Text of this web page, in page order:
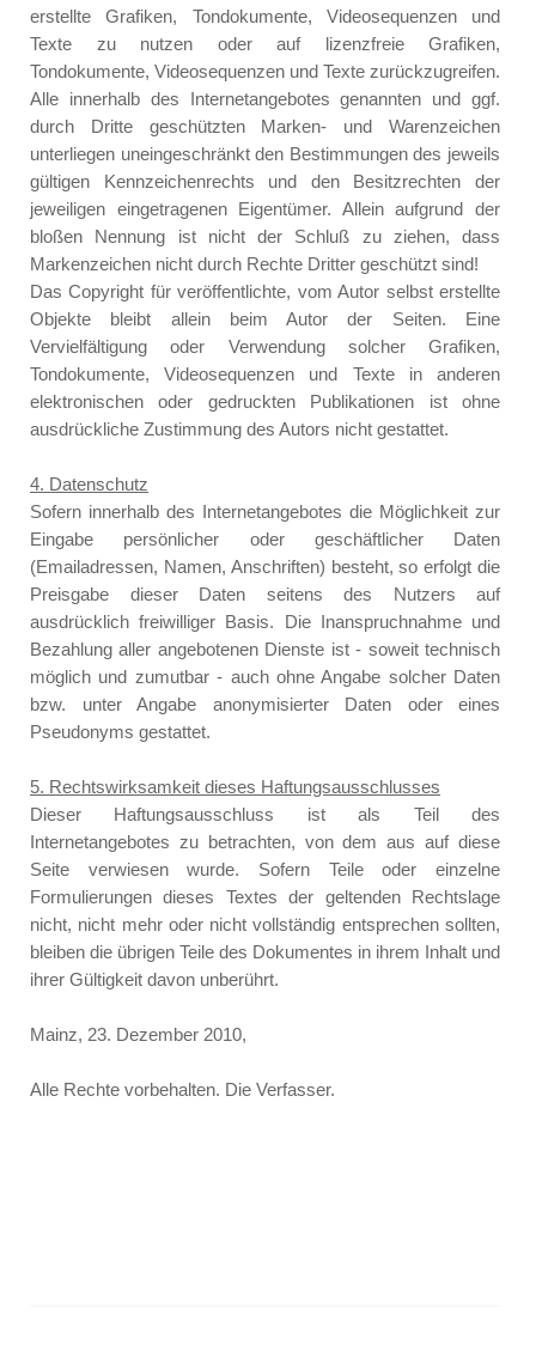
erstellte Grafiken, Tondokumente, Videosequenzen und
Texte zu nutzen oder auf lizenzfreie Grafiken,
Tondokumente, Videosequenzen und Texte zurückzugreifen.
Alle innerhalb des Internetangebotes genannten und ggf.
durch Dritte geschützten Marken- und Warenzeichen
unterliegen uneingeschränkt den Bestimmungen des jeweils
gültigen Kennzeichenrechts und den Besitzrechten der
jeweiligen eingetragenen Eigentümer. Allein aufgrund der
bloßen Nennung ist nicht der Schluß zu ziehen, dass
Markenzeichen nicht durch Rechte Dritter geschützt sind!
Das Copyright für veröffentlichte, vom Autor selbst erstellte
Objekte bleibt allein beim Autor der Seiten. Eine
Vervielfältigung oder Verwendung solcher Grafiken,
Tondokumente, Videosequenzen und Texte in anderen
elektronischen oder gedruckten Publikationen ist ohne
ausdrückliche Zustimmung des Autors nicht gestattet.
4. Datenschutz
Sofern innerhalb des Internetangebotes die Möglichkeit zur
Eingabe persönlicher oder geschäftlicher Daten
(Emailadressen, Namen, Anschriften) besteht, so erfolgt die
Preisgabe dieser Daten seitens des Nutzers auf
ausdrücklich freiwilliger Basis. Die Inanspruchnahme und
Bezahlung aller angebotenen Dienste ist - soweit technisch
möglich und zumutbar - auch ohne Angabe solcher Daten
bzw. unter Angabe anonymisierter Daten oder eines
Pseudonyms gestattet.
5. Rechtswirksamkeit dieses Haftungsausschlusses
Dieser Haftungsausschluss ist als Teil des
Internetangebotes zu betrachten, von dem aus auf diese
Seite verwiesen wurde. Sofern Teile oder einzelne
Formulierungen dieses Textes der geltenden Rechtslage
nicht, nicht mehr oder nicht vollständig entsprechen sollten,
bleiben die übrigen Teile des Dokumentes in ihrem Inhalt und
ihrer Gültigkeit davon unberührt.
Mainz, 23. Dezember 2010,
Alle Rechte vorbehalten. Die Verfasser.